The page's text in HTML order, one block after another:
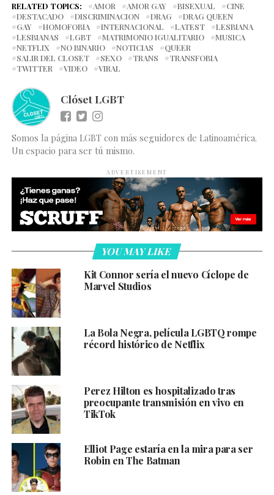
RELATED TOPICS: AMOR AMOR GAY BISEXUAL
CINE
DESTACADO
DISCRIMINACION DRAG
DRAG QUEEN
GAY
HOMOFOBIA INTERNACIONAL LATEST
LESBIANA
LESBIANAS
LGBT MATRIMONIO IGUALITARIO
MUSICA
NETFLIX
NO BINARIO NOTICIAS
QUEER
SALIR DEL CLOSET
SEXO TRANS
TRANSFOBIA
TWITTER
VIDEO VIRAL
Clóset LGBT
Somos la página LGBT con más seguidores de Latinoamérica.
Un espacio para ser tú mismo.
ADVERTISEMENT
YOU MAY LIKE
Kit Connor sería el nuevo Cíclope de
Marvel Studios
La Bola Negra, película LGBTQ rompe
récord histórico de Netflix
Perez Hilton es hospitalizado tras
preocupante transmisión en vivo en
TikTok
Elliot Page estaría en la mira para ser
Robin en The Batman